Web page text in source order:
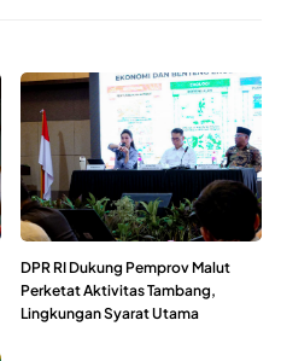
DPR RI Dukung Pemprov Malut
Perketat Aktivitas Tambang,
Lingkungan Syarat Utama